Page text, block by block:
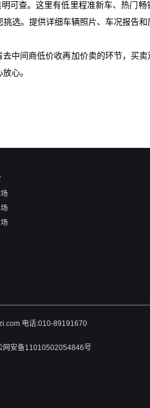
可查。这里有低里程准新车、热门
选。提供详细车辆照片、车况报告
中间商低价收再加价卖的环节，买
心。
电话:010-89191670
网安备11010502054846号